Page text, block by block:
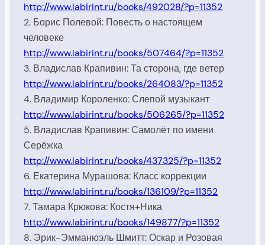
http://www.labirint.ru/books/492028/?p=11352
2. Борис Полевой: Повесть о настоящем
человеке
http://www.labirint.ru/books/507464/?p=11352
3. Владислав Крапивин: Та сторона, где ветер
http://www.labirint.ru/books/264083/?p=11352
4. Владимир Короленко: Слепой музыкант
http://www.labirint.ru/books/506265/?p=11352
5. Владислав Крапивин: Самолёт по имени
Серёжка
http://www.labirint.ru/books/437325/?p=11352
6. Екатерина Мурашова: Класс коррекции
http://www.labirint.ru/books/136109/?p=11352
7. Тамара Крюкова: Костя+Ника
http://www.labirint.ru/books/149877/?p=11352
8. Эрик-Эмманюэль Шмитт: Оскар и Розовая